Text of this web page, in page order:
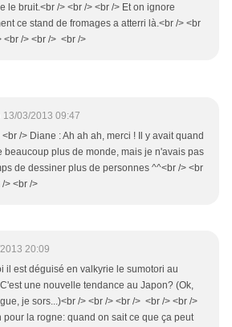
le bruit.<br /> <br /> <br /> Et on ignore
ce stand de fromages a atterri là.<br /> <br
<br /> <br /> <br />
13/03/2013 09:47
<br /> Diane : Ah ah ah, merci ! Il y avait quand
beaucoup plus de monde, mais je n'avais pas
de dessiner plus de personnes ^^<br /> <br
/> <br />
20:09
il est déguisé en valkyrie le sumotori au
une nouvelle tendance au Japon? (Ok,
je sors...)<br /> <br /> <br /> <br /> <br />
pour la rogne: quand on sait ce que ça peut